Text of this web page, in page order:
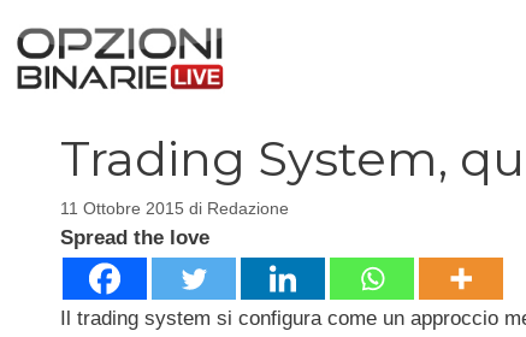
contenuto
Trading System,
11 Ottobre 2015 di Redazione
Spread the love
Il trading system si configura come un approccio